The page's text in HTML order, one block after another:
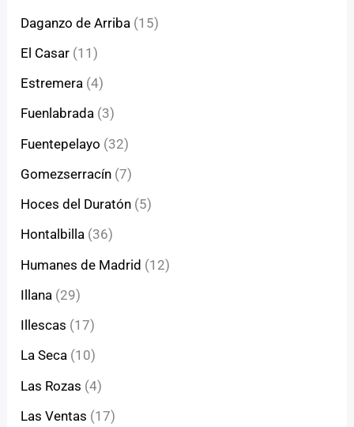
Daganzo de Arriba (15)
El Casar (11)
Estremera (4)
Fuenlabrada (3)
Fuentepelayo (32)
Gomezserracín (7)
Hoces del Duratón (5)
Hontalbilla (36)
Humanes de Madrid (12)
Illana (29)
Illescas (17)
La Seca (10)
Las Rozas (4)
Las Ventas (17)